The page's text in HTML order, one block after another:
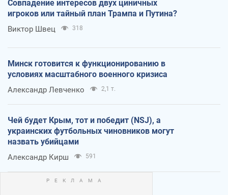
Совпадение интересов двух циничных
игроков или тайный план Трампа и Путина?
Виктор Швец 318
Минск готовится к функционированию в
условиях масштабного военного кризиса
Александр Левченко 2,1 т.
Чей будет Крым, тот и победит (NSJ), а
украинских футбольных чиновников могут
назвать убийцами
Александр Кирш 591